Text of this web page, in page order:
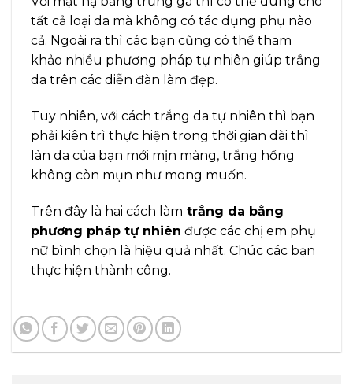
tất cả loại da mà không có tác dụng phụ nào
cả. Ngoài ra thì các bạn cũng có thể tham
khảo nhiều phương pháp tự nhiên giúp trắng
da trên các diễn đàn làm đẹp.
Tuy nhiên, với cách trắng da tự nhiên thì bạn
phải kiên trì thực hiện trong thời gian dài thì
làn da của bạn mới mịn màng, trắng hồng
không còn mụn như mong muốn.
Trên đây là hai cách làm trắng da bằng
phương pháp tự nhiên được các chị em phụ
nữ bình chọn là hiệu quả nhất. Chúc các bạn
thực hiện thành công.